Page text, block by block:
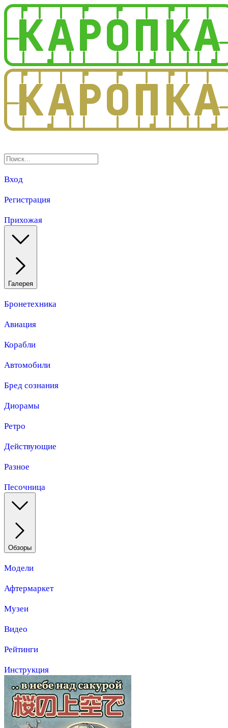
Вход
Регистрация
Прихожая
Галерея
Бронетехника
Авиация
Корабли
Автомобили
Бред сознания
Диорамы
Ретро
Действующие
Разное
Песочница
Обзоры
Модели
Афтермаркет
Музеи
Видео
Рейтинги
Инструкция